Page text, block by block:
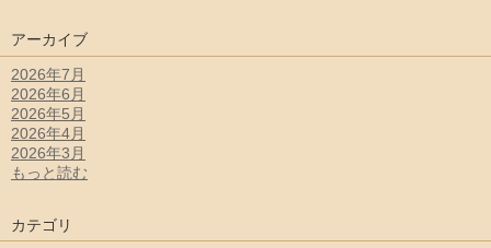
アーカイブ
2026年7月
2026年6月
2026年5月
2026年4月
2026年3月
もっと読む
カテゴリ